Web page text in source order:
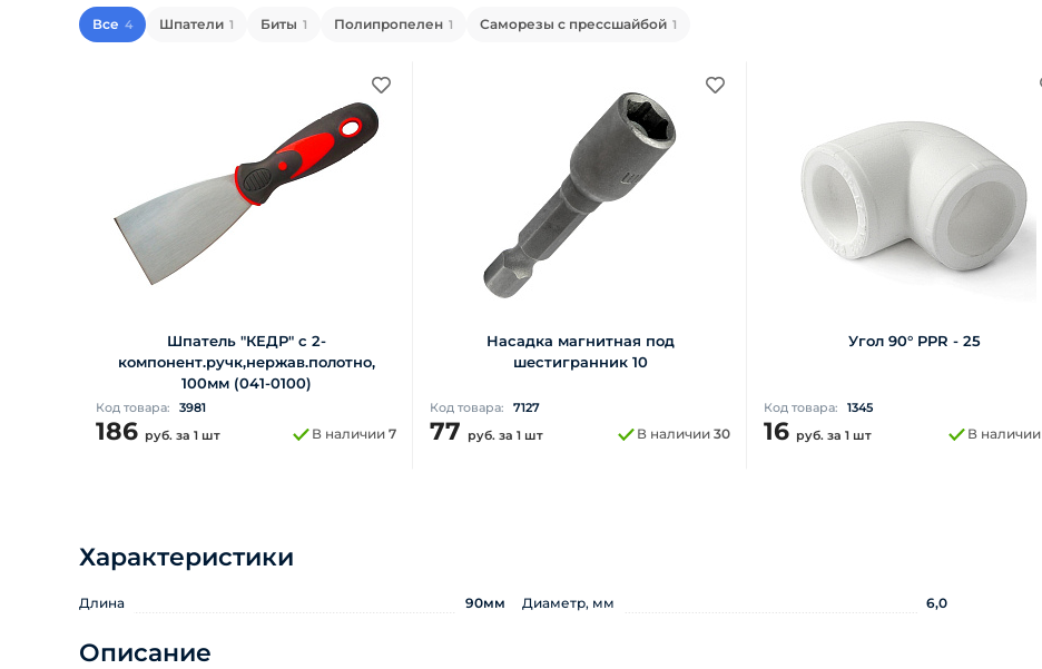
Все 4 Шпатели 1 Биты 1 Полипропелен 1 Саморезы с прессшайбой 1
Шпатель "КЕДР" c 2-
компонент.ручк,нержав.полотно,
100мм (041-0100)
Код товара: 3981
186 руб. за 1 шт В наличии 7
Насадка магнитная под
шестигранник 10
Код товара: 7127
77 руб. за 1 шт В наличии 30
Угол 90° PPR - 25
Код товара: 1345
16 руб. за 1 шт В наличии
Характеристики
Длина 90мм Диаметр, мм 6,0
Описание